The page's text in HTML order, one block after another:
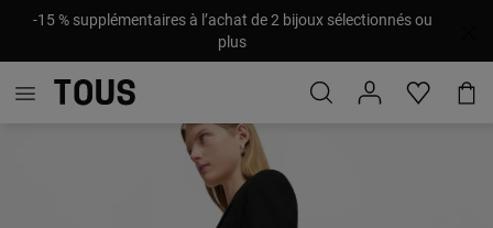
-15 % supplémentaires à l’achat de 2 bijoux sélectionnés ou
plus